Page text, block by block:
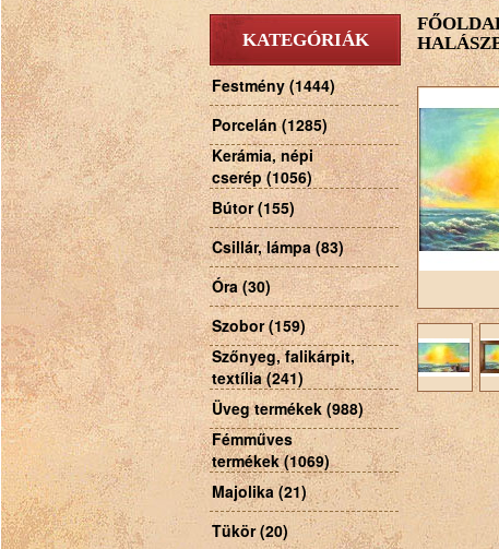
KATEGÓRIÁK
Festmény (1444)
Porcelán (1285)
Kerámia, népi
cserép (1056)
Bútor (155)
Csillár, lámpa (83)
Óra (30)
Szobor (159)
Szőnyeg, falikárpit,
textília (241)
Üveg termékek (988)
Fémműves
termékek (1069)
Majolika (21)
Tükör (20)